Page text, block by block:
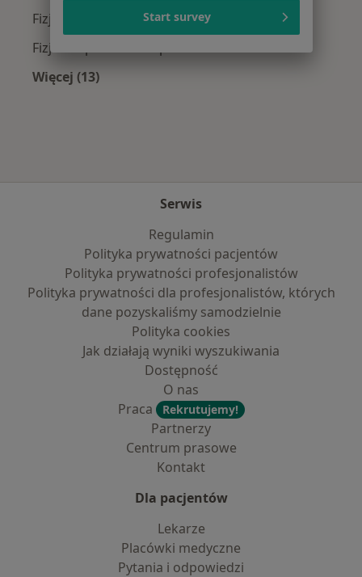
Fizjoterapeuci z Signal Iduna w Warszawie
Fizjoterapeuci z Compensa w Warszawie
Więcej (13)
Serwis
Regulamin
Polityka prywatności pacjentów
Polityka prywatności profesjonalistów
Polityka prywatności dla profesjonalistów, których
dane pozyskaliśmy samodzielnie
Polityka cookies
Jak działają wyniki wyszukiwania
Dostępność
O nas
Praca
Rekrutujemy!
Partnerzy
Centrum prasowe
Kontakt
Dla pacjentów
Lekarze
Placówki medyczne
Pytania i odpowiedzi
Start survey